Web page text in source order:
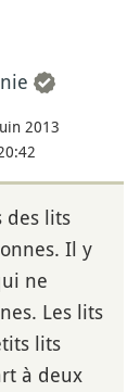
2013
des lits
Il y
ne
Les lits
lits
à deux